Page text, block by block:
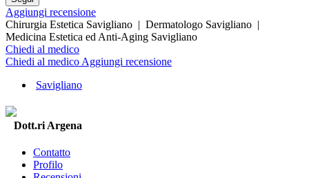
Aggiungi recensione
Chirurgia Estetica Savigliano | Dermatologo Savigliano |
Medicina Estetica ed Anti-Aging Savigliano
Chiedi al medico
Chiedi al medico Aggiungi recensione
Savigliano
Dott.ri Argena
Contatto
Profilo